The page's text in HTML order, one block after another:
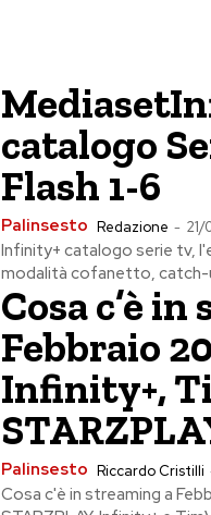
catalogo
Flash 1-6
Palinsesto Redazione -
Infinity+ catalogo serie tv,
modalità cofanetto, catch-
Cosa c’è
Febbraio
Infinity+,
Palinsesto Riccardo Cristilli
Cosa c'è in streaming a